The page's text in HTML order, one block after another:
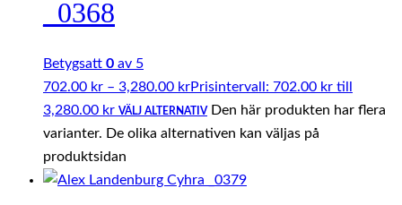
_0368
Betygsatt 0 av 5
702.00 kr – 3,280.00 krPrisintervall: 702.00 kr till
3,280.00 kr VÄLJ ALTERNATIV Den här produkten har flera
varianter. De olika alternativen kan väljas på
produktsidan